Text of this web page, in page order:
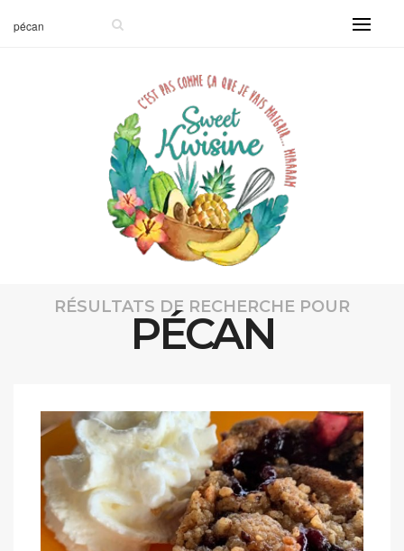
RÉSULTATS DE RECHERCHE POUR
PÉCAN